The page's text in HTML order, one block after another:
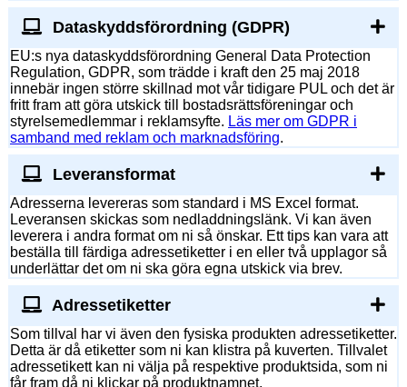
Dataskyddsförordning (GDPR)
EU:s nya dataskyddsförordning General Data Protection
Regulation, GDPR, som trädde i kraft den 25 maj 2018
innebär ingen större skillnad mot vår tidigare PUL och det är
fritt fram att göra utskick till bostadsrättsföreningar och
styrelsemedlemmar i reklamsyfte. Läs mer om GDPR i
samband med reklam och marknadsföring.
Leveransformat
Adresserna levereras som standard i MS Excel format.
Leveransen skickas som nedladdningslänk. Vi kan även
leverera i andra format om ni så önskar. Ett tips kan vara att
beställa till färdiga adressetiketter i en eller två upplagor så
underlättar det om ni ska göra egna utskick via brev.
Adressetiketter
Som tillval har vi även den fysiska produkten adressetiketter.
Detta är då etiketter som ni kan klistra på kuverten. Tillvalet
adressetikett kan ni välja på respektive produktsida, som ni
får fram då ni klickar på produktnamnet.